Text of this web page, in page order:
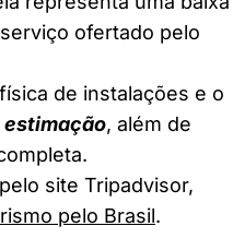
ofertado pelo
de instalações e o
estimação, além de
site Tripadvisor,
pelo Brasil.